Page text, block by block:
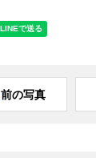
前の写真